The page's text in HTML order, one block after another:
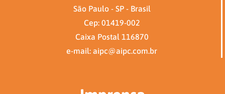
São Paulo - SP - Brasil
Cep: 01419-002
Caixa Postal 116870
e-mail: aipc@aipc.com.br